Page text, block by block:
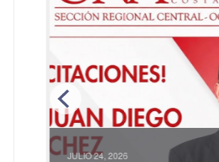
JULIO 24, 2026